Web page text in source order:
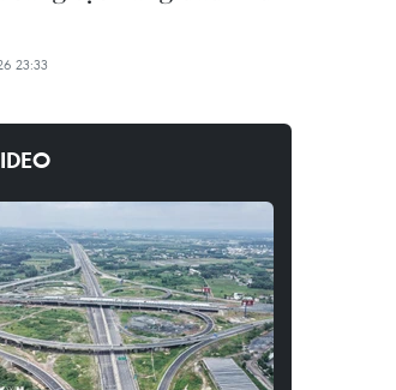
23:33